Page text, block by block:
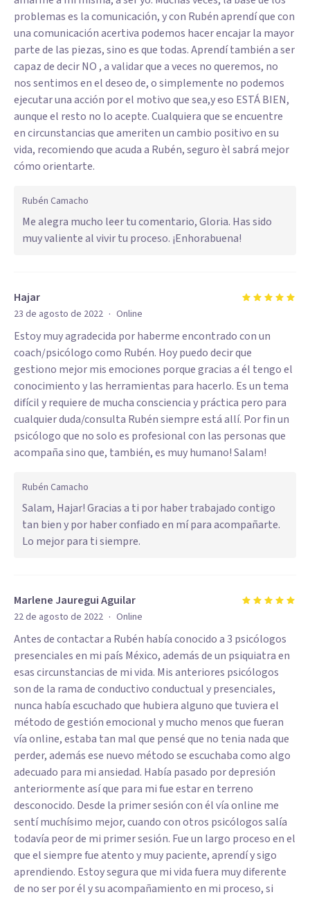
problemas es la comunicación, y con Rubén aprendí que con
una comunicación acertiva podemos hacer encajar la mayor
parte de las piezas, sino es que todas. Aprendí también a ser
capaz de decir NO , a validar que a veces no queremos, no
nos sentimos en el deseo de, o simplemente no podemos
ejecutar una acción por el motivo que sea,y eso ESTÁ BIEN,
aunque el resto no lo acepte. Cualquiera que se encuentre
en circunstancias que ameriten un cambio positivo en su
vida, recomiendo que acuda a Rubén, seguro èl sabrá mejor
cómo orientarte.
Rubén Camacho
Me alegra mucho leer tu comentario, Gloria. Has sido
muy valiente al vivir tu proceso. ¡Enhorabuena!
Hajar
23 de agosto de 2022 · Online
Estoy muy agradecida por haberme encontrado con un
coach/psicólogo como Rubén. Hoy puedo decir que
gestiono mejor mis emociones porque gracias a él tengo el
conocimiento y las herramientas para hacerlo. Es un tema
difícil y requiere de mucha consciencia y práctica pero para
cualquier duda/consulta Rubén siempre está allí. Por fin un
psicólogo que no solo es profesional con las personas que
acompaña sino que, también, es muy humano! Salam!
Rubén Camacho
Salam, Hajar! Gracias a ti por haber trabajado contigo
tan bien y por haber confiado en mí para acompañarte.
Lo mejor para ti siempre.
Marlene Jauregui Aguilar
22 de agosto de 2022 · Online
Antes de contactar a Rubén había conocido a 3 psicólogos
presenciales en mi país México, además de un psiquiatra en
esas circunstancias de mi vida. Mis anteriores psicólogos
son de la rama de conductivo conductual y presenciales,
nunca había escuchado que hubiera alguno que tuviera el
método de gestión emocional y mucho menos que fueran
vía online, estaba tan mal que pensé que no tenia nada que
perder, además ese nuevo método se escuchaba como algo
adecuado para mi ansiedad. Había pasado por depresión
anteriormente así que para mi fue estar en terreno
desconocido. Desde la primer sesión con él vía online me
sentí muchísimo mejor, cuando con otros psicólogos salía
todavía peor de mi primer sesión. Fue un largo proceso en el
que el siempre fue atento y muy paciente, aprendí y sigo
aprendiendo. Estoy segura que mi vida fuera muy diferente
de no ser por él y su acompañamiento en mi proceso, si